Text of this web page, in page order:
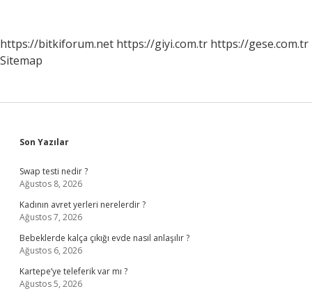
https://bitkiforum.net https://giyi.com.tr https://gese.com.tr
Sitemap
Sidebar
Son Yazılar
Swap testi nedir ?
Ağustos 8, 2026
Kadının avret yerleri nerelerdir ?
Ağustos 7, 2026
Bebeklerde kalça çıkığı evde nasıl anlaşılır ?
Ağustos 6, 2026
Kartepe’ye teleferik var mı ?
Ağustos 5, 2026